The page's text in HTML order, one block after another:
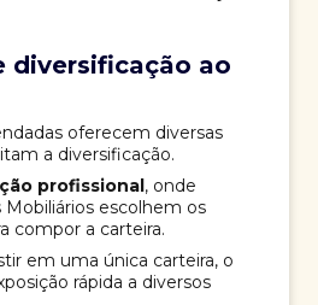
diversificação ao
oferecem diversas
a diversificação.
profissional, onde
Mobiliários escolhem os
compor a carteira.
em uma única carteira, o
rápida a diversos